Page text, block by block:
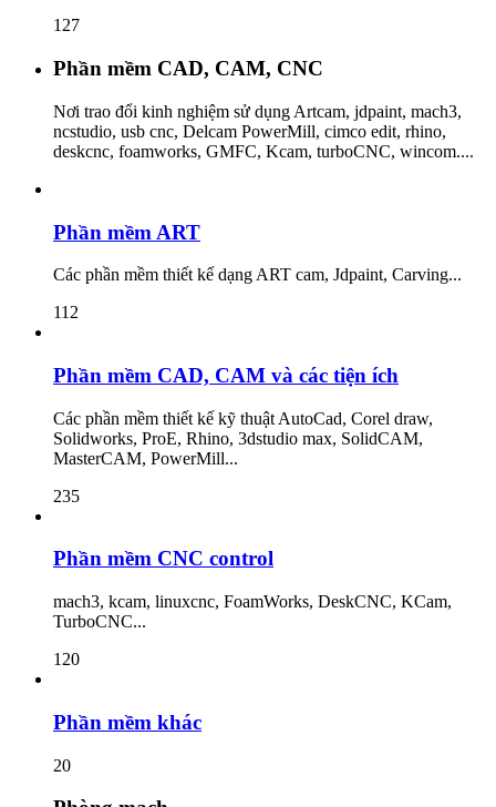
127
Phần mềm CAD, CAM, CNC
Nơi trao đổi kinh nghiệm sử dụng Artcam, jdpaint, mach3,
ncstudio, usb cnc, Delcam PowerMill, cimco edit, rhino,
deskcnc, foamworks, GMFC, Kcam, turboCNC, wincom....
Phần mềm ART
Các phần mềm thiết kế dạng ART cam, Jdpaint, Carving...
112
Phần mềm CAD, CAM và các tiện ích
Các phần mềm thiết kế kỹ thuật AutoCad, Corel draw,
Solidworks, ProE, Rhino, 3dstudio max, SolidCAM,
MasterCAM, PowerMill...
235
Phần mềm CNC control
mach3, kcam, linuxcnc, FoamWorks, DeskCNC, KCam,
TurboCNC...
120
Phần mềm khác
20